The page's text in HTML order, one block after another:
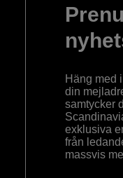
Häng med
din
samtycker
exklusiva
från
massvis